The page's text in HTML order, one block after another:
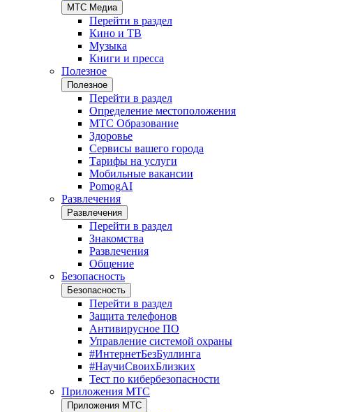
МТС Медиа
Перейти в раздел
Кино и ТВ
Музыка
Книги и пресса
Полезное
Полезное
Перейти в раздел
Определение местоположения
МТС Образование
Здоровье
Сервисы вашего города
Тарифы на услуги
Мобильные вакансии
PomogAI
Развлечения
Развлечения
Перейти в раздел
Знакомства
Развлечения
Общение
Безопасность
Безопасность
Перейти в раздел
Защита телефонов
Антивирусное ПО
Управление системой охраны
#ИнтернетБезБуллинга
#НаучиСвоихБлизких
Тест по кибербезопасности
Приложения МТС
Приложения МТС